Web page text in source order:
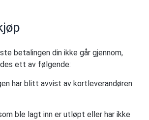
betalingen din ikke går gjennom,
ett av følgende:
har blitt avvist av kortleverandøren
ble lagt inn er utløpt eller har ikke